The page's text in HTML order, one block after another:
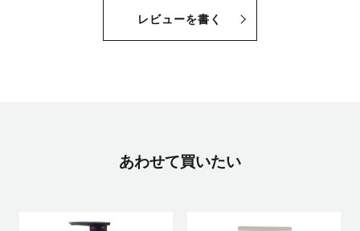
レビューを書く
あわせて買いたい